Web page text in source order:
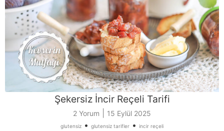
Şekersiz İncir Reçeli Tarifi
2 Yorum 15 Eylül 2025
glutensiz • glutensiz tarifler • incir reçeli